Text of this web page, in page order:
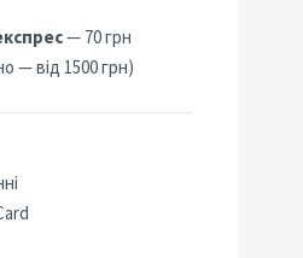
— 70 грн
— від 1500 грн)